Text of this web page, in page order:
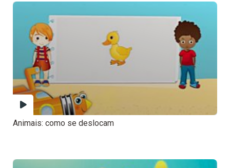
Animais: como se deslocam